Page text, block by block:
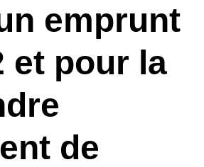
emprunt
et pour la
de